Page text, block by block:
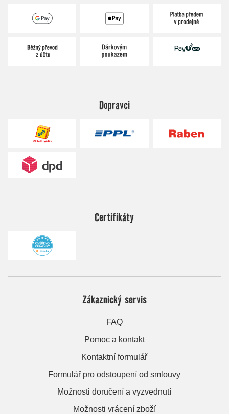
Dopravci
Certifikáty
Zákaznický servis
FAQ
Pomoc a kontakt
Kontaktní formulář
Formulář pro odstoupení od smlouvy
Možnosti doručení a vyzvednutí
Možnosti vrácení zboží